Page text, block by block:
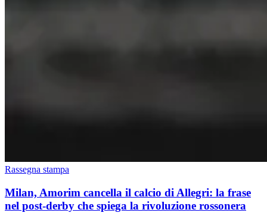
Rassegna stampa
Milan, Amorim cancella il calcio di Allegri: la frase
nel post-derby che spiega la rivoluzione rossonera